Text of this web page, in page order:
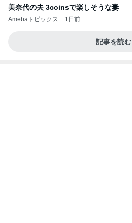
美奈代の夫 3coinsで楽しそうな妻
Amebaトピックス 1日前
記事を読む